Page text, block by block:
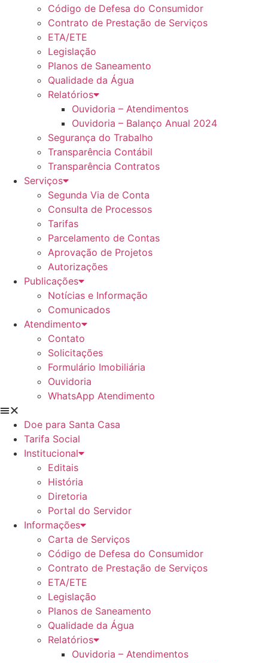
Código de Defesa do Consumidor
Contrato de Prestação de Serviços
ETA/ETE
Legislação
Planos de Saneamento
Qualidade da Água
Relatórios
Ouvidoria – Atendimentos
Ouvidoria – Balanço Anual 2024
Segurança do Trabalho
Transparência Contábil
Transparência Contratos
Serviços
Segunda Via de Conta
Consulta de Processos
Tarifas
Parcelamento de Contas
Aprovação de Projetos
Autorizações
Publicações
Notícias e Informação
Comunicados
Atendimento
Contato
Solicitações
Formulário Imobiliária
Ouvidoria
WhatsApp Atendimento
Doe para Santa Casa
Tarifa Social
Institucional
Editais
História
Diretoria
Portal do Servidor
Informações
Carta de Serviços
Código de Defesa do Consumidor
Contrato de Prestação de Serviços
ETA/ETE
Legislação
Planos de Saneamento
Qualidade da Água
Relatórios
Ouvidoria – Atendimentos